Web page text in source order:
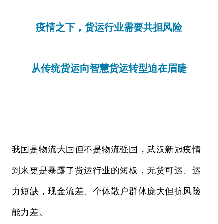
疫情之下，货运行业需要共担风险
从传统货运向智慧货运转型迫在眉睫
我国是物流大国但不是物流强国，武汉新冠疫情
到来更是暴露了货运行业的短板，无货可运、运
力短缺，现金流差、个体散户群体庞大但抗风险
能力差。